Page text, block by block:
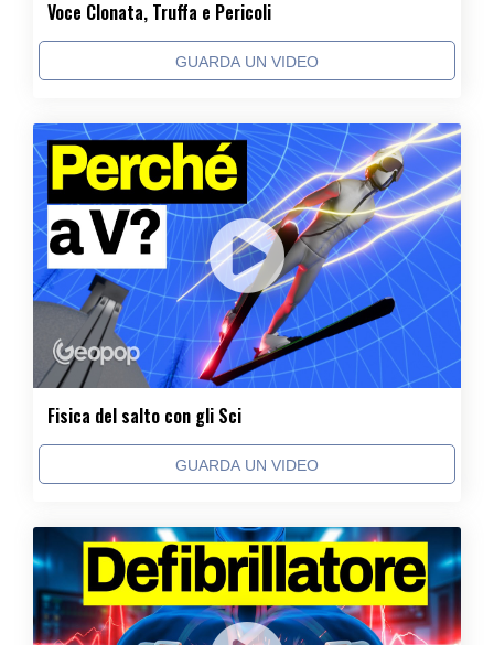
Voce Clonata, Truffa e Pericoli
GUARDA UN VIDEO
Fisica del salto con gli Sci
GUARDA UN VIDEO